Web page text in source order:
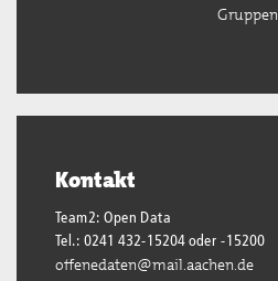
Gruppen
Kontakt
Team2: Open Data
Tel.: 0241 432-15204 oder -15200
offenedaten@mail.aachen.de